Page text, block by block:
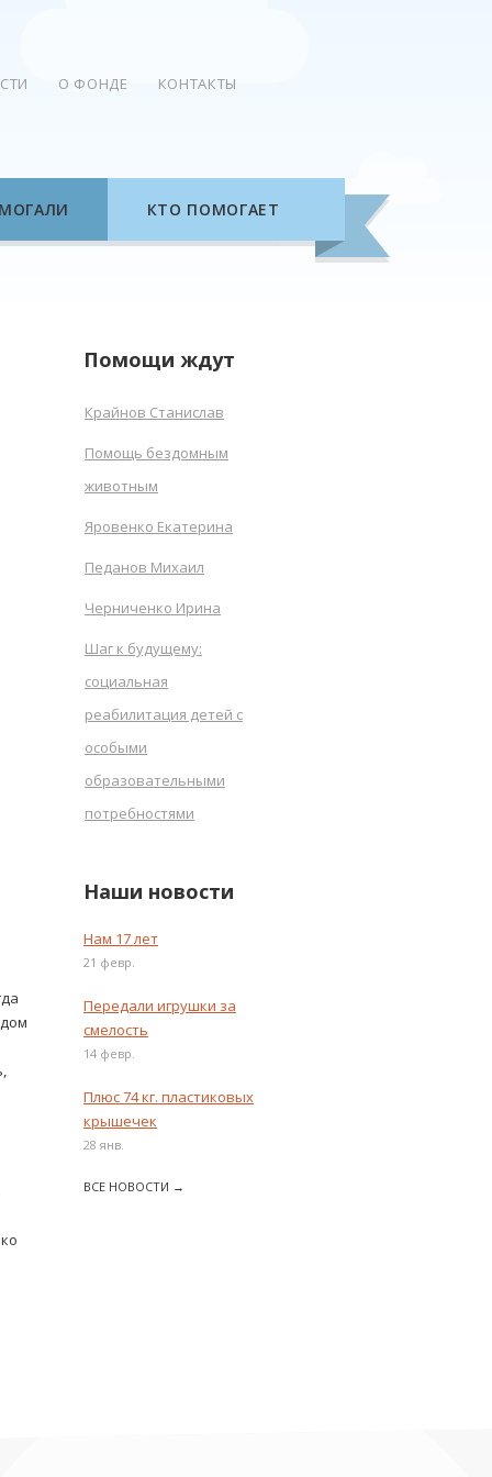
О ФОНДЕ КОНТАКТЫ
КТО ПОМОГАЕТ
Помощи ждут
Крайнов Станислав
Помощь бездомным
животным
Яровенко Екатерина
Педанов Михаил
Черниченко Ирина
Шаг к будущему:
социальная
реабилитация детей с
особыми
образовательными
потребностями
Наши новости
Нам 17 лет
21 февр.
Передали игрушки за
смелость
14 февр.
Плюс 74 кг. пластиковых
крышечек
28 янв.
ВСЕ НОВОСТИ →